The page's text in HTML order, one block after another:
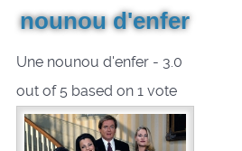
nounou d'enfer
Une nounou d'enfer- 3.0
out of 5 based on 1vote